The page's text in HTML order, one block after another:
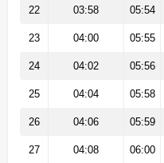
22 03:58 05:54
23 04:00 05:55
24 04:02 05:56
25 04:04 05:58
26 04:06 05:59
27 04:08 06:00